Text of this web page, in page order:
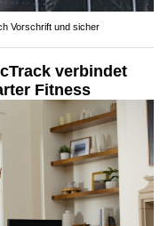
Vorschrift und sicher
verbindet
Fitness